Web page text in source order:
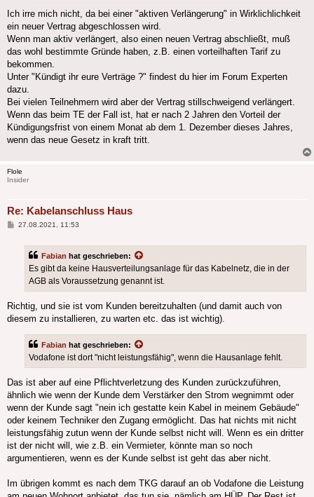
Ich irre mich nicht, da bei einer "aktiven Verlängerung" in Wirklichlichkeit
ein neuer Vertrag abgeschlossen wird.
Wenn man aktiv verlängert, also einen neuen Vertrag abschließt, muß
das wohl bestimmte Gründe haben, z.B. einen vorteilhaften Tarif zu
bekommen.
Unter "Kündigt ihr eure Verträge ?" findest du hier im Forum Experten
dazu.
Bei vielen Teilnehmern wird aber der Vertrag stillschweigend verlängert.
Wenn das beim TE der Fall ist, hat er nach 2 Jahren den Vorteil der
Kündigungsfrist von einem Monat ab dem 1. Dezember dieses Jahres,
wenn das neue Gesetz in kraft tritt.
Flole
Insider
Re: Kabelanschluss Haus
Beitrag
27.08.2021, 11:53
Fabian hat geschrieben:
Es gibt da keine Hausverteilungsanlage für das Kabelnetz, die in der
AGB als Voraussetzung genannt ist.
Richtig, und sie ist vom Kunden bereitzuhalten (und damit auch von
diesem zu installieren, zu warten etc. das ist wichtig).
Fabian hat geschrieben:
Vodafone ist dort "nicht leistungsfähig", wenn die Hausanlage fehlt.
Das ist aber auf eine Pflichtverletzung des Kunden zurückzuführen,
ähnlich wie wenn der Kunde dem Verstärker den Strom wegnimmt oder
wenn der Kunde sagt "nein ich gestatte kein Kabel in meinem Gebäude"
oder keinem Techniker den Zugang ermöglicht. Das hat nichts mit nicht
leistungsfähig zutun wenn der Kunde selbst nicht will. Wenn es ein dritter
ist der nicht will, wie z.B. ein Vermieter, könnte man so noch
argumentieren, wenn es der Kunde selbst ist geht das aber nicht.
Im übrigen kommt es nach dem TKG darauf an ob Vodafone die Leistung